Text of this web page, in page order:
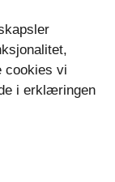
cookies vi
i erklæringen